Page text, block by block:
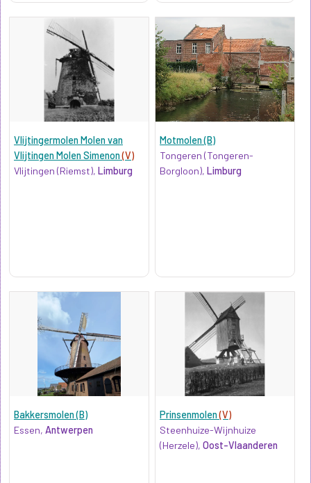
Vlijtingermolen Molen van
Vlijtingen Molen Simenon(V)
Vlijtingen (Riemst), Limburg
Motmolen (B)
Tongeren (Tongeren-
Borgloon),Limburg
Bakkersmolen (B)
Essen, Antwerpen
Prinsenmolen(V)
Steenhuize-Wijnhuize
(Herzele),Oost-Vlaanderen